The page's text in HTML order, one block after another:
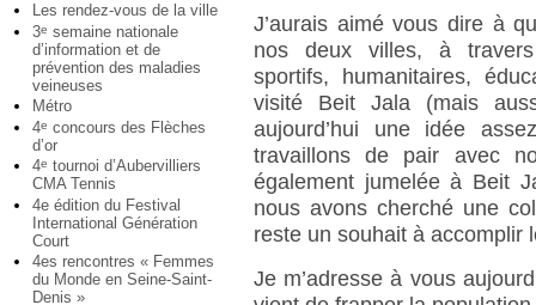
Les rendez-vous de la ville
3e semaine nationale
d’information et de
prévention des maladies
veineuses
Métro
4e concours des Flèches
d’or
4e tournoi d’Aubervilliers
CMA Tennis
4e édition du Festival
International Génération
Court
4es rencontres « Femmes
du Monde en Seine-Saint-
Denis »
J’aurais aimé vous dire à
nos deux villes, à travers
sportifs, humanitaires,
visité Beit Jala (mais
aujourd’hui une idée
travaillons de pair avec
également jumelée à Beit
nous avons cherché une
reste un souhait à accomplir
Je m’adresse à vous